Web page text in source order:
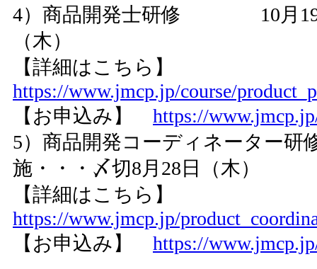
4）商品開発士研修 10月19日
（木）
【詳細はこちら】
https://www.jmcp.jp/course/
【お申込み】 https://
5）商品開発コーディネータ
施・・・〆切8月28日（木）
【詳細はこちら】
https://www.jmcp.jp/
【お申込み】 https://